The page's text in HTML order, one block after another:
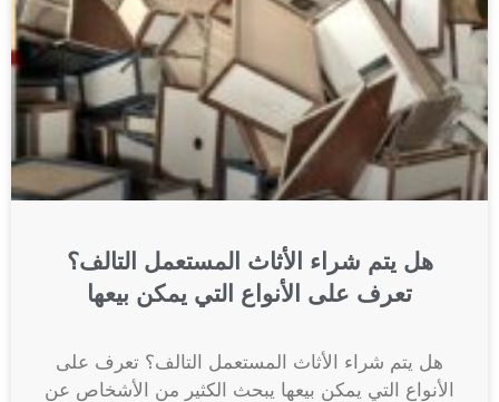
هل يتم شراء الأثاث المستعمل التالف؟
تعرف على الأنواع التي يمكن بيعها
هل يتم شراء الأثاث المستعمل التالف؟ تعرف على
الأنواع التي يمكن بيعها يبحث الكثير من الأشخاص عن